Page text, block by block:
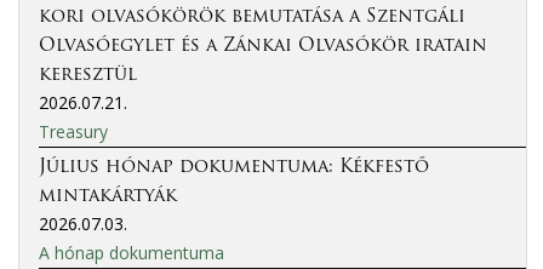
kori olvasókörök bemutatása a Szentgáli
Olvasóegylet és a Zánkai Olvasókör iratain
keresztül
2026.07.21.
Treasury
Július hónap dokumentuma: Kékfestő
mintakártyák
2026.07.03.
A hónap dokumentuma